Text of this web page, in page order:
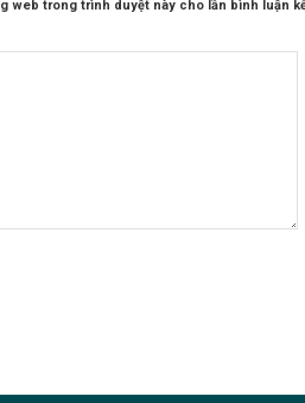
web trong trình duyệt này cho lần bình luận